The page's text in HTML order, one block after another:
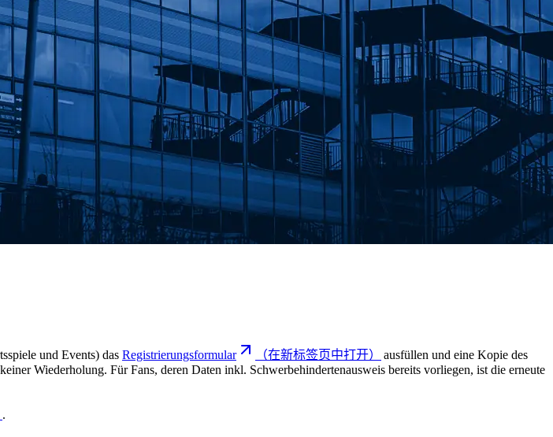
und Events) das Registrierungsformular （在新标签页中打开）
ausfüllen und eine Kopie des
Wiederholung. Für Fans, deren Daten inkl. Schwerbehindertenausweis bereits vorliegen, ist die erneute
.